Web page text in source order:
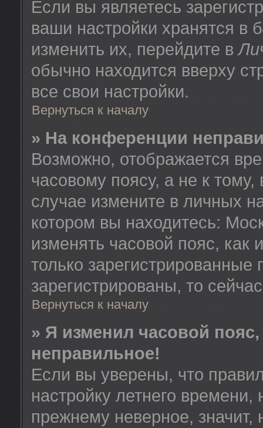
Если вы являетесь
ваши настройки хранятся
изменить их, перейдите в
обычно находится вверху
все свои настройки.
Вернуться к началу
» На конференции
Возможно, отображается
часовому поясу, а не к
случае измените в личных
котором вы находитесь:
изменять часовой пояс, как
только
зарегистрированы, то
Вернуться к началу
» Я изменил часовой
неправильное!
Если вы уверены, что
настройку летнего
прежнему неверное,